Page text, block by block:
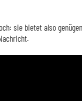
sie bietet also